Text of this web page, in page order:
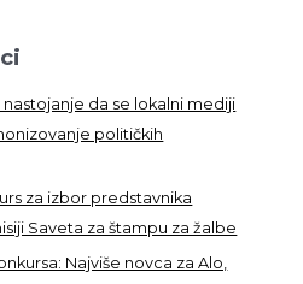
nastojanje da se lokalni mediji
političkih
za izbor predstavnika
Saveta za štampu za žalbe
Najviše novca za Alo,